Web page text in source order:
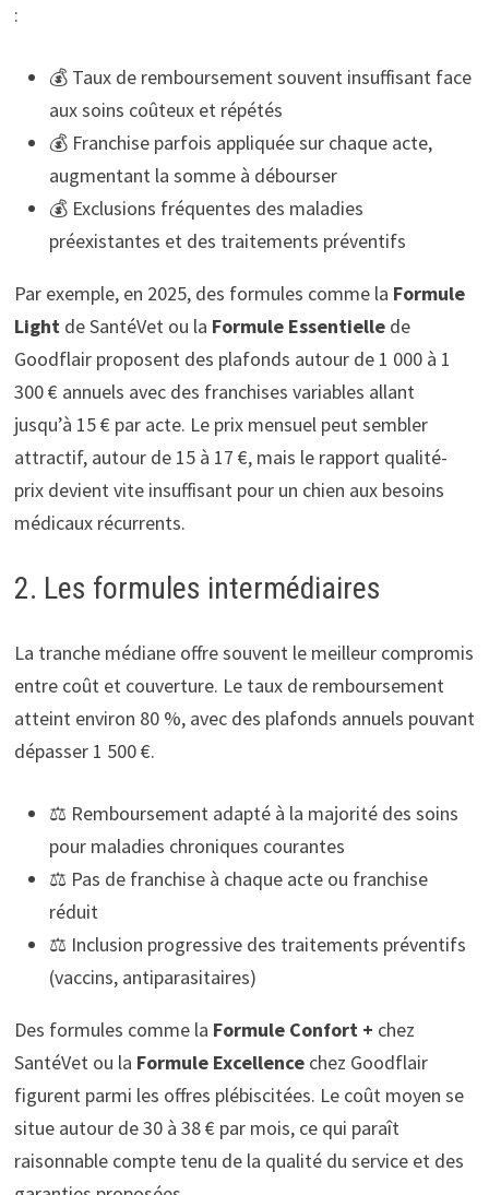
:
💰 Taux de remboursement souvent insuffisant face
aux soins coûteux et répétés
💰 Franchise parfois appliquée sur chaque acte,
augmentant la somme à débourser
💰 Exclusions fréquentes des maladies
préexistantes et des traitements préventifs
Par exemple, en 2025, des formules comme la Formule
Lightde SantéVet ou la Formule Essentiellede
Goodflair proposent des plafonds autour de 1 000 à 1
300 € annuels avec des franchises variables allant
jusqu’à 15 € par acte. Le prix mensuel peut sembler
attractif, autour de 15 à 17 €, mais le rapport qualité-
prix devient vite insuffisant pour un chien aux besoins
médicaux récurrents.
2. Les formules intermédiaires
La tranche médiane offre souvent le meilleur compromis
entre coût et couverture. Le taux de remboursement
atteint environ 80 %, avec des plafonds annuels pouvant
dépasser 1 500 €.
⚖️ Remboursement adapté à la majorité des soins
pour maladies chroniques courantes
⚖️ Pas de franchise à chaque acte ou franchise
réduit
⚖️ Inclusion progressive des traitements préventifs
(vaccins, antiparasitaires)
Des formules comme la Formule Confort + chez
SantéVet ou la Formule Excellencechez Goodflair
figurent parmi les offres plébiscitées. Le coût moyen se
situe autour de 30 à 38 € par mois, ce qui paraît
raisonnable compte tenu de la qualité du service et des